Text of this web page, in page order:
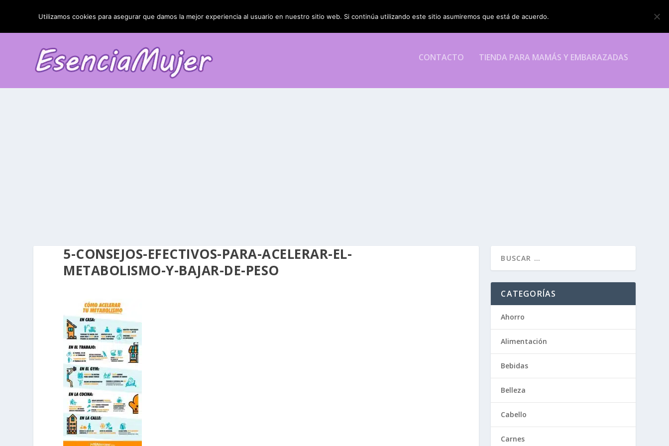
TENDENCIAS: La blefaroplastia y sus resultados
CONTACTO TIENDA PARA MAMÁS Y EMBARAZADAS
5-CONSEJOS-EFECTIVOS-PARA-ACELERAR-EL-
METABOLISMO-Y-BAJAR-DE-PESO
CATEGORÍAS
Ahorro
Alimentación
Bebidas
Belleza
Cabello
Carnes
Utilizamos cookies para asegurar que damos la mejor experiencia al usuario en nuestro sitio web. Si continúa utilizando este sitio asumiremos que está de acuerdo.